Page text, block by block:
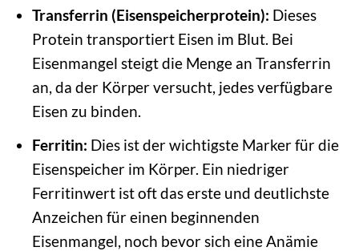
Transferrin (Eisenspeicherprotein): Dieses
Protein transportiert Eisen im Blut. Bei
Eisenmangel steigt die Menge an Transferrin
an, da der Körper versucht, jedes verfügbare
Eisen zu binden.
Ferritin: Dies ist der wichtigste Marker für die
Eisenspeicher im Körper. Ein niedriger
Ferritinwert ist oft das erste und deutlichste
Anzeichen für einen beginnenden
Eisenmangel, noch bevor sich eine Anämie